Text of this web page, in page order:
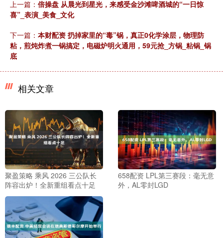
上一篇： 倍操盘 从晨光到星光，来感受金沙滩啤酒城的“一日惊
喜”_表演_美食_文化
下一篇： 本财配资 扔掉家里的“毒”锅，真正0化学涂层，物理防
粘，煎炖炸煮一锅搞定，电磁炉明火通用，59元抢_方锅_粘锅_锅
底
相关文章
聚盈策略 乘风 2026 三公队长
阵容出炉！全新重组看点十足
658配资 LPL第三赛段：毫无意
外，AL零封LGD